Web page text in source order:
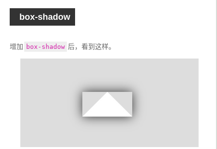
box-shadow
增加 box-shadow 后，看到这样。